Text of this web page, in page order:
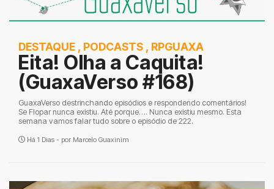
DESTAQUE , PODCASTS , RPGUAXA
Eita! Olha a Caquita!
(GuaxaVerso #168)
GuaxaVerso destrinchando episódios e respondendo comentários!
Se Flopar nunca existiu. Até porque…. Nunca existiu mesmo. Esta
semana vamos falar tudo sobre o episódio de 222.
Há 1 Dias - por Marcelo Guaxinim